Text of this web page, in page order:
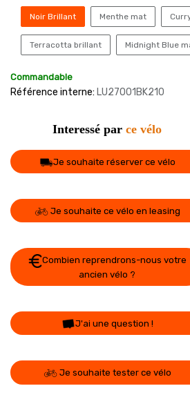
Noir Brillant Menthe mat
Terracotta brillant Midnight Blue
Commandable
Référence interne: LU27O01BK210
Interessé par ce vélo
Je souhaite réserver ce vélo
Je souhaite ce vélo en leasing
Combien reprendrons-nous votre
ancien vélo ?
J'ai une question !
Je souhaite tester ce vélo